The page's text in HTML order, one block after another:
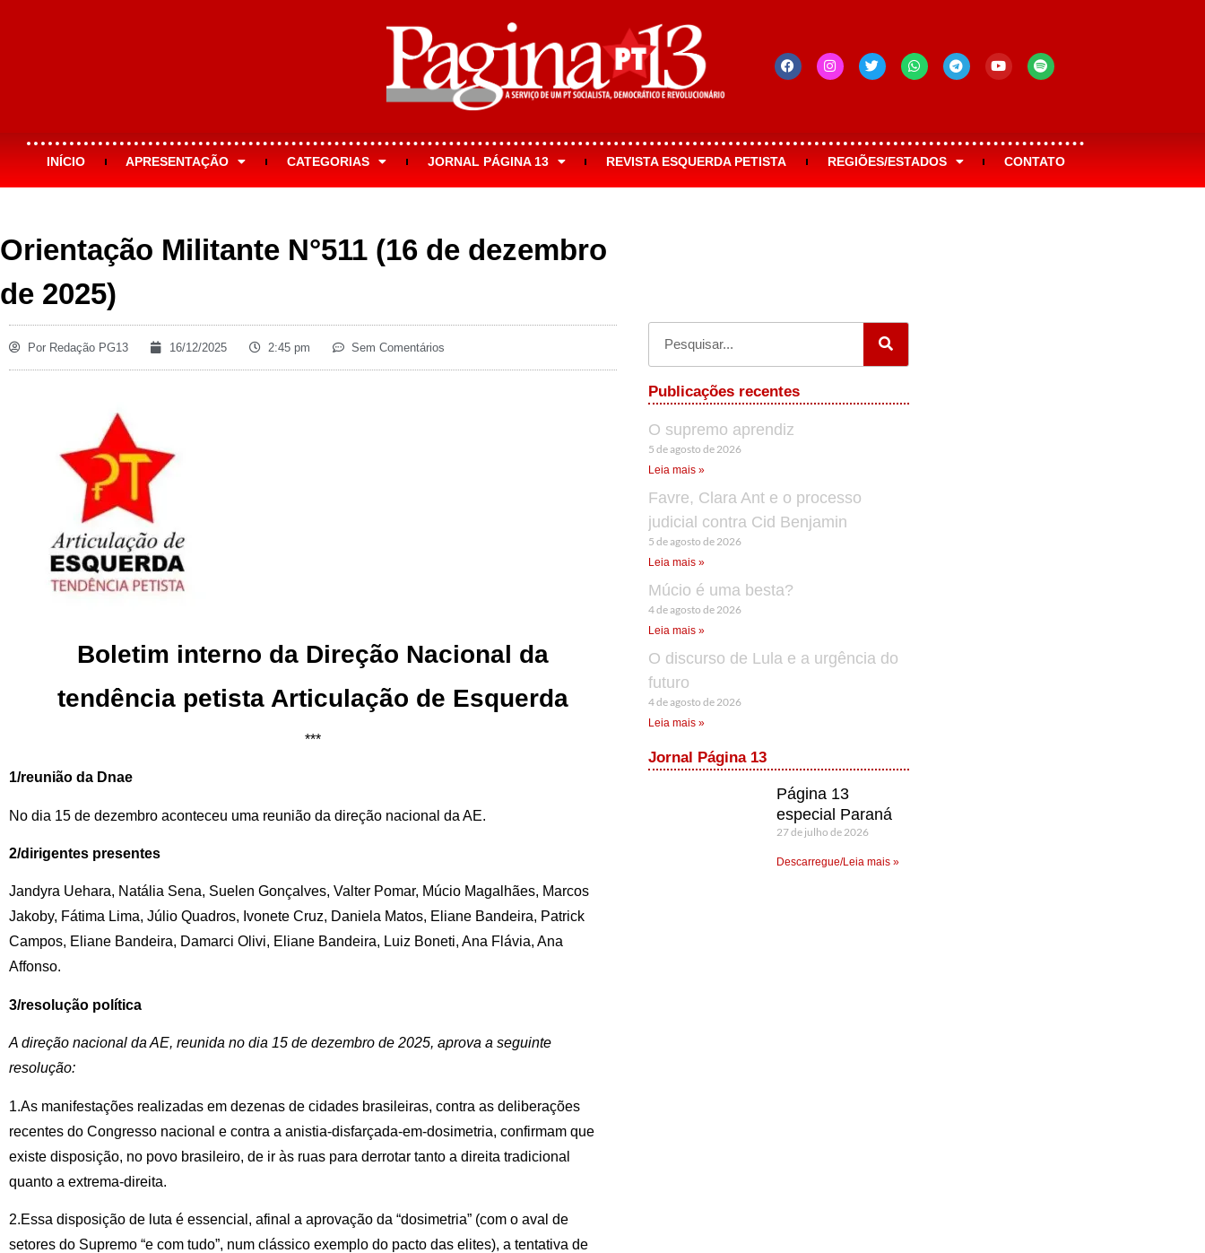
INÍCIO APRESENTAÇÃO CATEGORIAS JORNAL PÁGINA 13 REVISTA ESQUERDA PETISTA REGIÕES/ESTADOS CONTATO
Orientação Militante N°511 (16 de dezembro
de 2025)
Por Redação PG13 16/12/2025 2:45 pm Sem Comentários
Boletim interno da Direção Nacional da
tendência petista Articulação de Esquerda
***
1/reunião da Dnae
No dia 15 de dezembro aconteceu uma reunião da direção nacional da AE.
2/dirigentes presentes
Jandyra Uehara, Natália Sena, Suelen Gonçalves, Valter Pomar, Múcio Magalhães, Marcos
Jakoby, Fátima Lima, Júlio Quadros, Ivonete Cruz, Daniela Matos, Eliane Bandeira, Patrick
Campos, Eliane Bandeira, Damarci Olivi, Eliane Bandeira, Luiz Boneti, Ana Flávia, Ana
Affonso.
3/resolução política
A direção nacional da AE, reunida no dia 15 de dezembro de 2025, aprova a seguinte
resolução:
1.As manifestações realizadas em dezenas de cidades brasileiras, contra as deliberações
recentes do Congresso nacional e contra a anistia-disfarçada-em-dosimetria, confirmam que
existe disposição, no povo brasileiro, de ir às ruas para derrotar tanto a direita tradicional
quanto a extrema-direita.
2.Essa disposição de luta é essencial, afinal a aprovação da “dosimetria” (com o aval de
setores do Supremo “e com tudo”, num clássico exemplo do pacto das elites), a tentativa de
Publicações recentes
O supremo aprendiz
5 de agosto de 2026
Leia mais »
Favre, Clara Ant e o processo
judicial contra Cid Benjamin
5 de agosto de 2026
Leia mais »
Múcio é uma besta?
4 de agosto de 2026
Leia mais »
O discurso de Lula e a urgência do
futuro
4 de agosto de 2026
Leia mais »
Jornal Página 13
Página 13
especial Paraná
27 de julho de 2026
Descarregue/Leia mais »